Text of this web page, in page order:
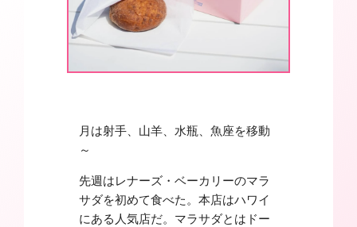
月は射手、山羊、水瓶、魚座を移動
～
先週はレナーズ・ベーカリーのマラ
サダを初めて食べた。本店はハワイ
にある人気店だ。マラサダとはドー